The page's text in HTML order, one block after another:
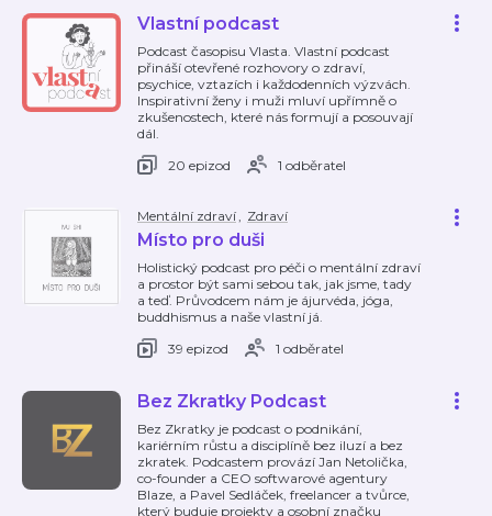
Vlastní podcast
Podcast časopisu Vlasta. Vlastní podcast
přináší otevřené rozhovory o zdraví,
psychice, vztazích i každodenních výzvách.
Inspirativní ženy i muži mluví upřímně o
zkušenostech, které nás formují a posouvají
dál.
20 epizod
1 odběratel
Mentální zdraví, Zdraví
Místo pro duši
Holistický podcast pro péči o mentální zdraví
a prostor být sami sebou tak, jak jsme, tady
a teď. Průvodcem nám je ájurvéda, jóga,
buddhismus a naše vlastní já.
39 epizod
1 odběratel
Bez Zkratky Podcast
Bez Zkratky je podcast o podnikání,
kariérním růstu a disciplíně bez iluzí a bez
zkratek. Podcastem provází Jan Netolička,
co-founder a CEO softwarové agentury
Blaze, a Pavel Sedláček, freelancer a tvůrce,
který buduje projekty a osobní značku